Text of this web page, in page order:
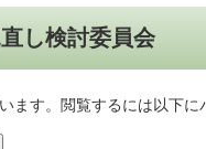
し検討委員会
ます。閲覧するには以下に